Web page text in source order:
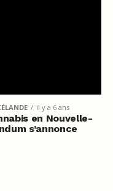
il y a 6 ans
en Nouvelle-
s’annonce